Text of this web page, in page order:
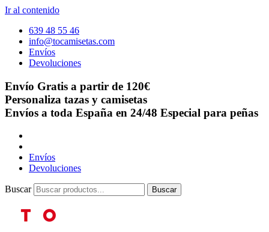
Ir al contenido
639 48 55 46
info@tocamisetas.com
Envíos
Devoluciones
Envío Gratis a partir de 120€
Personaliza tazas y camisetas
Envíos a toda España en 24/48 Especial para peñas
Envíos
Devoluciones
Buscar Buscar